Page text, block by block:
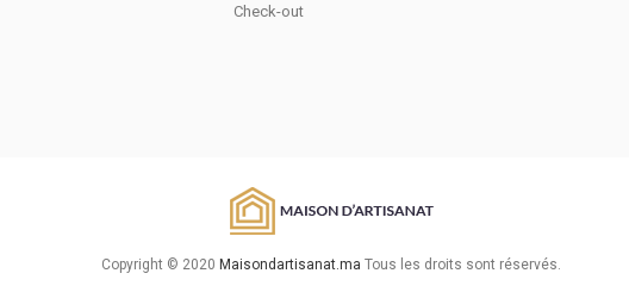
Check-out
Copyright © 2020 Maisondartisanat.ma Tous les droits sont réservés.